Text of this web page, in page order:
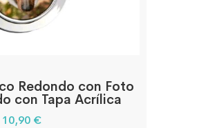
Redondo con Foto
con Tapa Acrílica
10,90 €